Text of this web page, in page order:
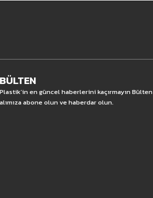
en güncel haberlerini kaçırmayın Bülten
abone olun ve haberdar olun.